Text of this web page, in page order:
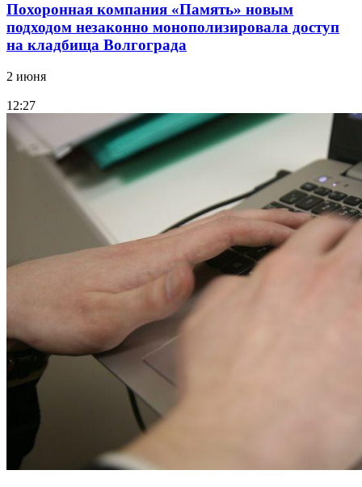
Похоронная компания «Память» новым
подходом незаконно монополизировала доступ
на кладбища Волгограда
2 июня
12:27